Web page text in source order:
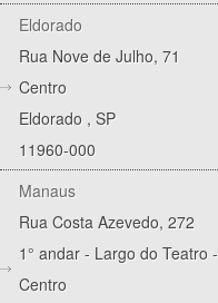
Eldorado
Rua Nove de Julho, 71
Centro
Eldorado , SP
11960-000
Manaus
Rua Costa Azevedo, 272
1° andar - Largo do Teatro -
Centro